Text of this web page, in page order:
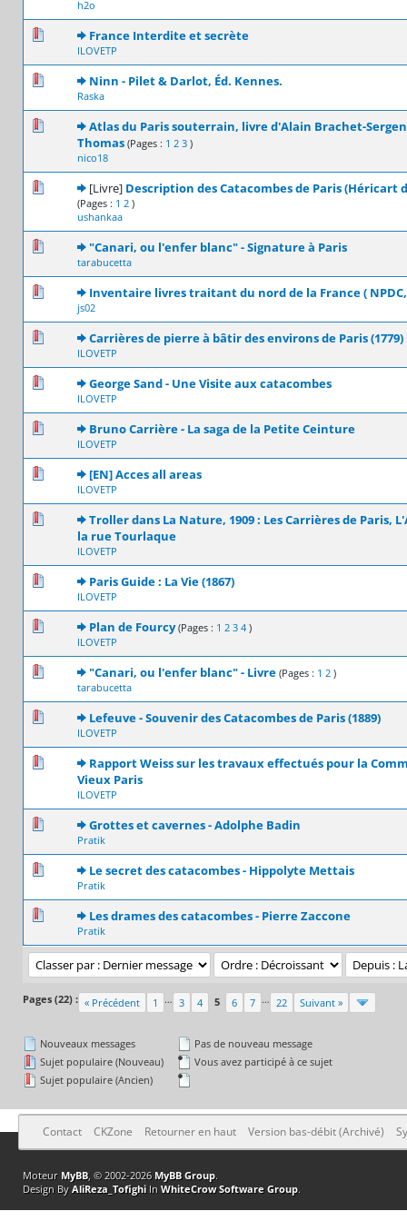
h2o
France Interdite et secrète
ILOVETP
0 Votes - 0 sur 5 en moyenne
12345
Ninn - Pilet & Darlot, Éd. Kennes.
Raska
0 Votes - 0 sur 5 en moyenne
12345
Atlas du Paris souterrain, livre d'Alain Brachet-
Thomas (Pages : 1 2 3 )
nico18
0 Votes - 0 sur 5 en moyenne
12345
[Livre] Description des Catacombes de Paris (Héricart
(Pages : 1 2 )
ushankaa
1 Votes - 4 sur 5 en moyenne
12345
"Canari, ou l'enfer blanc" - Signature à Paris
tarabucetta
0 Votes - 0 sur 5 en moyenne
1234 5
Inventaire livres traitant du nord de la France (
js02
0 Votes - 0 sur 5 en moyenne
12345
Carrières de pierre à bâtir des environs de Paris (1779)
ILOVETP
0 Votes - 0 sur 5 en moyenne
12345
George Sand - Une Visite aux catacombes
ILOVETP
0 Votes - 0 sur 5 en moyenne
12345
Bruno Carrière - La saga de la Petite Ceinture
ILOVETP
0 Votes - 0 sur 5 en moyenne
12345
[EN] Acces all areas
ILOVETP
0 Votes - 0 sur 5 en moyenne
12345
Troller dans La Nature, 1909 : Les Carrières de Paris,
la rue Tourlaque
ILOVETP
0 Votes - 0 sur 5 en moyenne
1 2345
Paris Guide : La Vie (1867)
ILOVETP
0 Votes - 0 sur 5 en moyenne
12345
Plan de Fourcy (Pages : 1 2 3 4 )
ILOVETP
0 Votes - 0 sur 5 en moyenne
12345
"Canari, ou l'enfer blanc" - Livre (Pages : 1 2 )
tarabucetta
0 Votes - 0 sur 5 en moyenne
1234 5
Lefeuve - Souvenir des Catacombes de Paris (1889)
ILOVETP
0 Votes - 0 sur 5 en moyenne
12345
Rapport Weiss sur les travaux effectués pour la
Vieux Paris
ILOVETP
0 Votes - 0 sur 5 en moyenne
1234 5
Grottes et cavernes - Adolphe Badin
Pratik
0 Votes - 0 sur 5 en moyenne
12345
Le secret des catacombes - Hippolyte Mettais
Pratik
0 Votes - 0 sur 5 en moyenne
12345
Les drames des catacombes - Pierre Zaccone
Pratik
0 Votes - 0 sur 5 en moyenne
12345
Pages (22) : « Précédent 1 … 3 4 5 6 7 … 22 Suivant »
Nouveaux messages
Sujet populaire (Nouveau)
Sujet populaire (Ancien)
Pas de nouveau message
Vous avez participé à ce sujet
Contact CKZone Retourner en haut Version bas-débit (Archivé)
Moteur MyBB, © 2002-2026 MyBB Group.
Design By AliReza_TofighiIn WhiteCrow Software Group.